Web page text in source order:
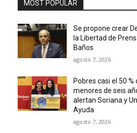
MOST POPULAR
Se propone crear
la Libertad de
Baños
agosto 7, 2026
Pobres casi el 50 %
menores de seis
alertan Soriana y
Ayuda
agosto 7, 2026